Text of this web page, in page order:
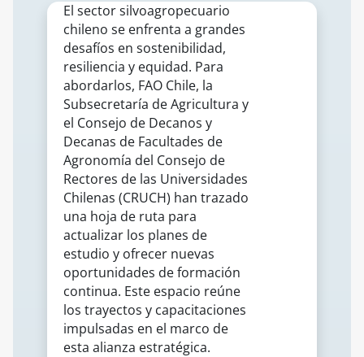
El sector silvoagropecuario
chileno se enfrenta a grandes
desafíos en sostenibilidad,
resiliencia y equidad. Para
abordarlos, FAO Chile, la
Subsecretaría de Agricultura y
el Consejo de Decanos y
Decanas de Facultades de
Agronomía del Consejo de
Rectores de las Universidades
Chilenas (CRUCH) han trazado
una hoja de ruta para
actualizar los planes de
estudio y ofrecer nuevas
oportunidades de formación
continua. Este espacio reúne
los trayectos y capacitaciones
impulsadas en el marco de
esta alianza estratégica.